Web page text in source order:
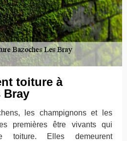
toiture à
Bray
les champignons et les
premières être vivants qui
toiture. Elles demeurent